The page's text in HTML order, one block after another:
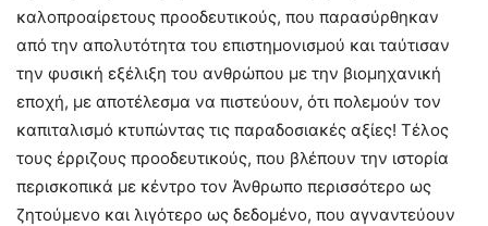
καλοπροαίρετους προοδευτικούς, που παρασύρθηκαν
από την απολυτότητα του επιστημονισμού και ταύτισαν
την φυσική εξέλιξη του ανθρώπου με την βιομηχανική
εποχή, με αποτέλεσμα να πιστεύουν, ότι πολεμούν τον
καπιταλισμό κτυπώντας τις παραδοσιακές αξίες! Τέλος
τους έρριζους προοδευτικούς, που βλέπουν την ιστορία
περισκοπικά με κέντρο τον Άνθρωπο περισσότερο ως
ζητούμενο και λιγότερο ως δεδομένο, που αγναντεύουν